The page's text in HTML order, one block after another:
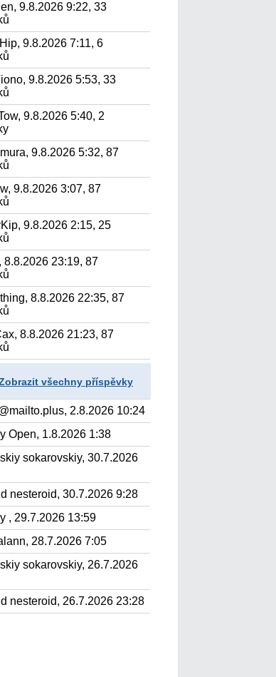
9.8.2026 9:22, 33
9.8.2026 7:11, 6
9.8.2026 5:53, 33
9.8.2026 5:40, 2
9.8.2026 5:32, 87
9.8.2026 3:07, 87
9.8.2026 2:15, 25
8.8.2026 23:19, 87
8.8.2026 22:35, 87
8.8.2026 21:23, 87
všechny příspěvky
2.8.2026 10:24
Open, 1.8.2026 1:38
sokarovskiy, 30.7.2026
nesteroid, 30.7.2026 9:28
, 29.7.2026 13:59
28.7.2026 7:05
sokarovskiy, 26.7.2026
nesteroid, 26.7.2026 23:28